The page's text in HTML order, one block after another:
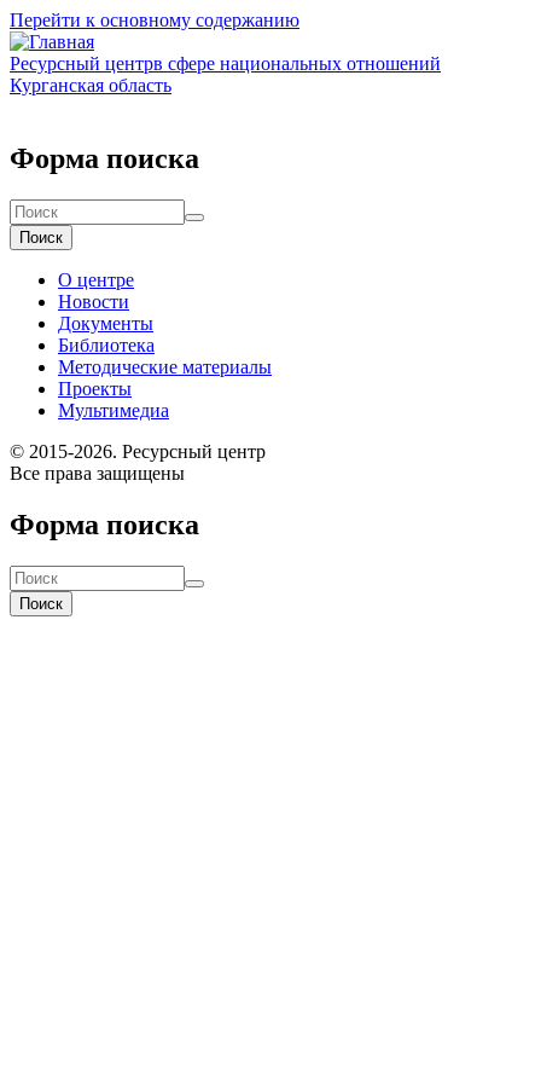
Перейти к основному содержанию
Ресурсный центрв сфере национальных отношений
Курганская область
Форма поиска
Поиск
О центре
Новости
Документы
Библиотека
Методические материалы
Проекты
Мультимедиа
© 2015-2026. Ресурсный центр
Все права защищены
Форма поиска
Поиск